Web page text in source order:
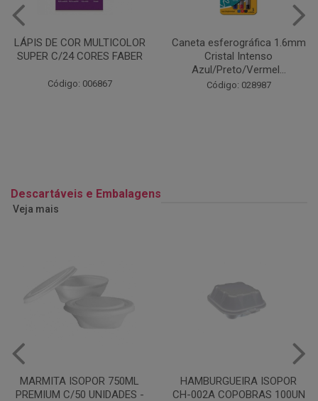
Caneta esferográfica 1.6mm
Cristal Intenso
Código: 028987
COLA EM BASTÃO 40G - LEO
& LEO
Código: 028164
Descartáveis e Embalagens
Veja mais
HAMBURGUEIRA ISOPOR
CH-002A COPOBRAS 100UN
CAIXA PARDA PIZZA N30
OITAVADA BALUARTE C/10